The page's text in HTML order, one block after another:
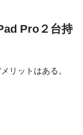
Pro２台持
リットはある。